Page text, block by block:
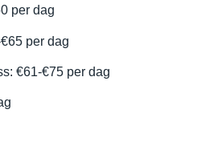
per dag
per dag
€61-€75 per dag